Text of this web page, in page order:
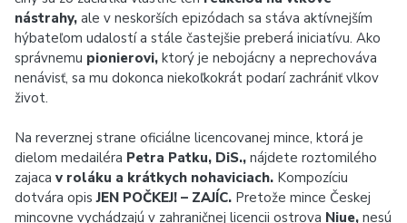
nástrahy, ale v neskorších epizódach sa stáva aktívnejším
hýbateľom udalostí a stále častejšie preberá iniciatívu. Ako
správnemu pionierovi, ktorý je nebojácny a neprechováva
nenávisť, sa mu dokonca niekoľkokrát podarí zachrániť vlkov
život.
Na reverznej strane oficiálne licencovanej mince, ktorá je
dielom medailéra Petra Patku, DiS., nájdete roztomilého
zajaca v roláku a krátkych nohaviciach. Kompozíciu
dotvára opisJEN POČKEJ! – ZAJÍC. Pretože mince Českej
mincovne vychádzajú v zahraničnej licencii ostrova Niue, nesú